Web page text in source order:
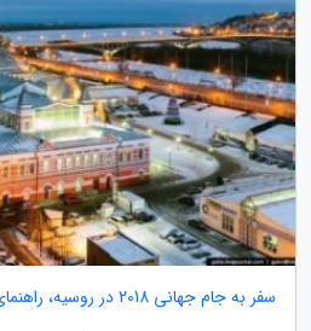
سفر به جام جهانی 2018 در روسیه، راهنمای شهر نیژنی نووگورود